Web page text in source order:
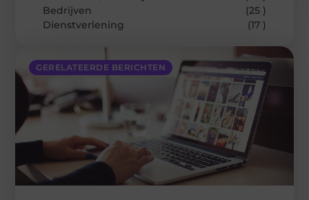
GERELATEERDE BERICHTEN
Bedrijven
(25 )
Dienstverlening
(17 )